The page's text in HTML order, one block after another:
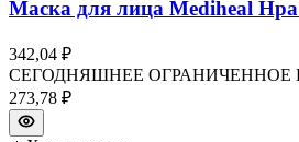
Маска для лица Mediheal
342,04 ₽
СЕГОДНЯШНЕЕ ОГРАНИЧЕННОЕ
273,78 ₽